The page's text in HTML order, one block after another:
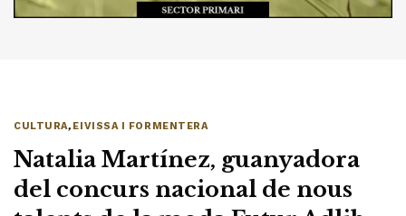
CULTURA, EIVISSA I FORMENTERA
Natalia Martínez, guanyadora
del concurs nacional de nous